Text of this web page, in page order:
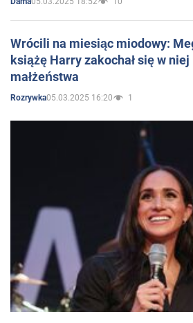
Wrócili na miesiąc miodowy:
książę Harry zakochał się w
małżeństwa
Rozrywka05.03.2025 16:20 1